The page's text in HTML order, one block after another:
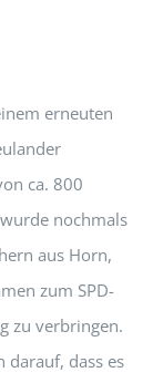
erneuten
ca. 800
nochmals
aus Horn,
zum SPD-
zu verbringen.
darauf, dass es